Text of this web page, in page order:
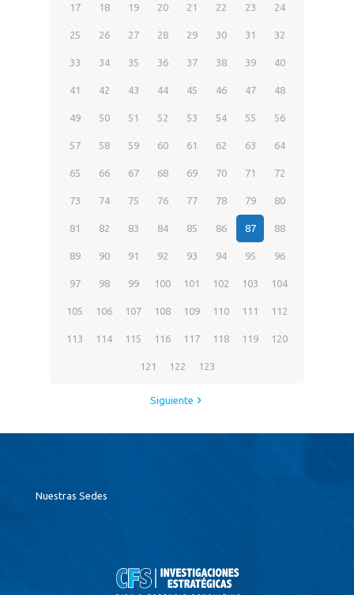
17 18 19 20 21 22 23 24
25 26 27 28 29 30 31 32
33 34 35 36 37 38 39 40
41 42 43 44 45 46 47 48
49 50 51 52 53 54 55 56
57 58 59 60 61 62 63 64
65 66 67 68 69 70 71 72
73 74 75 76 77 78 79 80
81 82 83 84 85 86 87 88
89 90 91 92 93 94 95 96
97 98 99 100 101 102 103 104
105 106 107 108 109 110 111 112
113 114 115 116 117 118 119 120
121 122 123
Siguiente
Nuestras Sedes